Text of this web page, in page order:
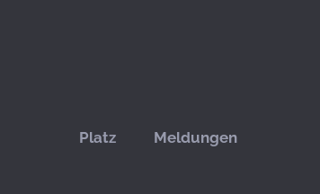
Platz Meldungen